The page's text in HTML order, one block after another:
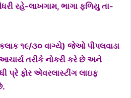
રહે-લાખગામ, ભાગા ફળિયુ તા-
૧૯/૩૦ વાગ્યે) જેઓ પીપલવાડા
આચાર્ય તરીકે નોકરી કરે છે અને
પ્રે ફોર એવરલાસ્ટીંગ લાઇફ